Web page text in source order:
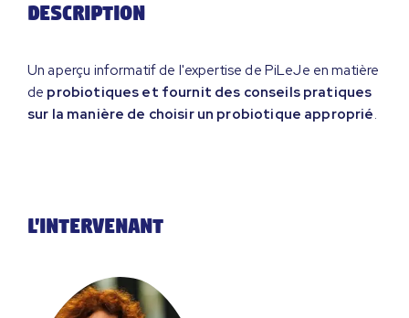
Description
​Un aperçu informatif de l'expertise de PiLeJe en matière
de probiotiques et fournit des conseils pratiques
sur la manière de choisir un probiotique approprié.
L'intervenant